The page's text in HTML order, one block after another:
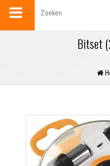
Bitset